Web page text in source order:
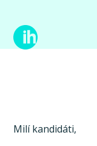
Milí kandidáti,